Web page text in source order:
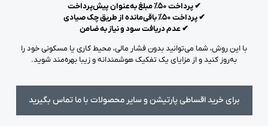
✔ پرداخت ۵۰٪ مبلغ به‌عنوان پیش‌پرداخت
✔ پرداخت ۵۰٪ باقی‌مانده از طریق چک صیادی
✔ عدم دریافت سود و نیاز به ضامن
با این روش، شما می‌توانید بدون فشار مالی، محیط کاری یا مسکونی خود را
به‌روز کنید و از مزایای یک تفکیک هوشمندانه و زیبا بهره‌مند شوید.
برای خرید اقساطی پارتیشن و سایر محصولات با ما تماس بگیرید